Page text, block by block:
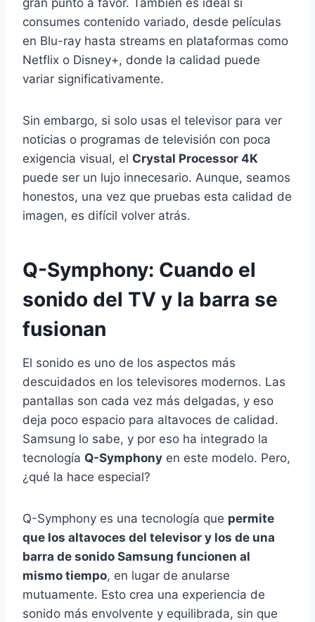
gran punto a favor. También es ideal si
consumes contenido variado, desde películas
en Blu-ray hasta streams en plataformas como
Netflix o Disney+, donde la calidad puede
variar significativamente.
Sin embargo, si solo usas el televisor para ver
noticias o programas de televisión con poca
exigencia visual, el Crystal Processor 4K
puede ser un lujo innecesario. Aunque, seamos
honestos, una vez que pruebas esta calidad de
imagen, es difícil volver atrás.
Q-Symphony: Cuando el
sonido del TV y la barra se
fusionan
El sonido es uno de los aspectos más
descuidados en los televisores modernos. Las
pantallas son cada vez más delgadas, y eso
deja poco espacio para altavoces de calidad.
Samsung lo sabe, y por eso ha integrado la
tecnología Q-Symphony en este modelo. Pero,
¿qué la hace especial?
Q-Symphony es una tecnología que permite
que los altavoces del televisor y los de una
barra de sonido Samsung funcionen al
mismo tiempo, en lugar de anularse
mutuamente. Esto crea una experiencia de
sonido más envolvente y equilibrada, sin que